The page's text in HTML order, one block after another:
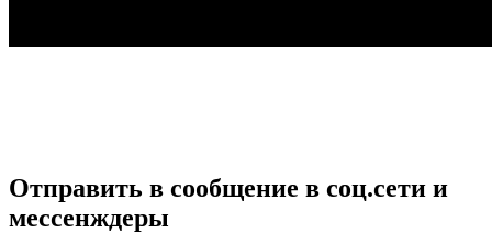
Отправить в сообщение в соц.сети и
мессенждеры